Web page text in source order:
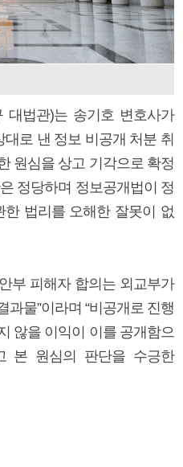
대법관)는 송기호 변호사가
로 낸 정보 비공개 처분 취
원심을 상고 기각으로 확정
정당하며 정보공개법이 정
법리를 오해한 잘못이 없
부 피해자 합의는 외교부가
물”이라며 “비공개로 진행
않을 이익이 이를 공개함으
본 원심의 판단을 수긍한